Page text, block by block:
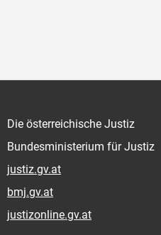
Die österreichische Justiz
Bundesministerium für Justiz
justiz.gv.at
bmj.gv.at
justizonline.gv.at